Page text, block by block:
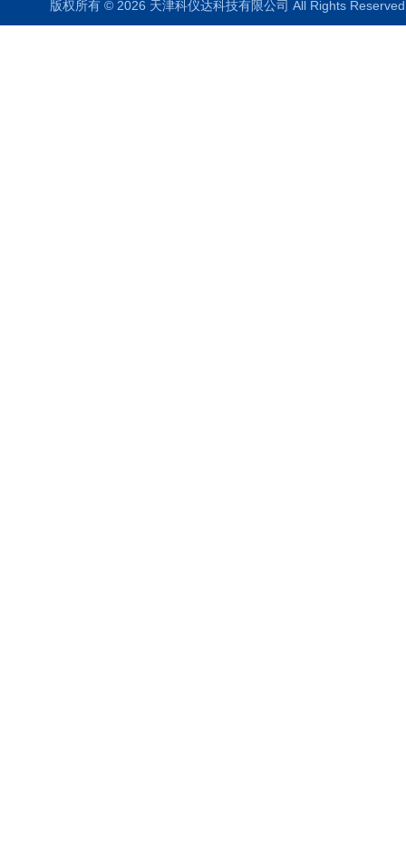
版权所有 © 2026 天津科仪达科技有限公司 All Rights